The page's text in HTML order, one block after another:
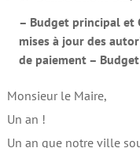
– Budget principal et
mises à jour des
de paiement –
Monsieur le Maire,
Un an !
Un an que notre ville